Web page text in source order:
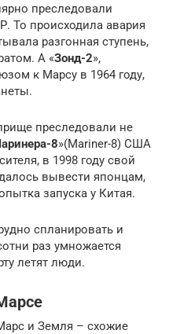
преследовали
То происходила авария
разгонная ступень,
А «Зонд-2»,
к Марсу в 1964 году,
преследовали не
8»(Mariner-8) США
в 1998 году свой
вывести японцам,
запуска у Китая.
спланировать и
раз умножается
летят люди.
и Земля – схожие